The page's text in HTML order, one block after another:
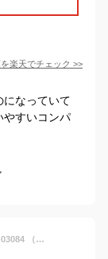
楽天でチェック >>
になっていて
やすいコンパ
ポーター エイブル カード ＆ コインケース 030-03084 （カラー：ブラック） | カード＆コインケース 030-03084吉田カバン PORTER 小銭入れ 財布 ミニ財布 ウォレット ミニウォレット ブランド カードケース 名刺入れ メンズ 日本製 プレゼント